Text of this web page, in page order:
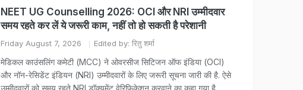
NEET UG Counselling 2026: OCI और NRI उम्मीदवार
समय रहते कर लें ये जरूरी काम, नहीं तो हो सकती है परेशानी
Friday August 7, 2026 Edited by: रितु शर्मा
मेडिकल काउंसलिंग कमेटी (MCC) ने ओवरसीज सिटिजन ऑफ इंडिया (OCI)
और नॉन-रेसिडेंट इंडियन (NRI) उम्मीदवारों के लिए जरूरी सूचना जारी की है. ऐसे
उम्मीदवारों को समय रहते NRI डॉक्यूमेंट वेरिफिकेशन करवाने का कहा गया है.